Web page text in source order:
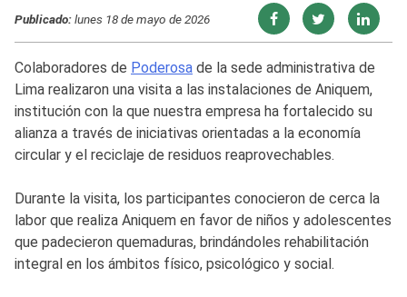
Publicado:lunes 18 de mayo de 2026
Colaboradores de Poderosa de la sede administrativa de
Lima realizaron una visita a las instalaciones de Aniquem,
institución con la que nuestra empresa ha fortalecido su
alianza a través de iniciativas orientadas a la economía
circular y el reciclaje de residuos reaprovechables.
Durante la visita, los participantes conocieron de cerca la
labor que realiza Aniquem en favor de niños y adolescentes
que padecieron quemaduras, brindándoles rehabilitación
integral en los ámbitos físico, psicológico y social.